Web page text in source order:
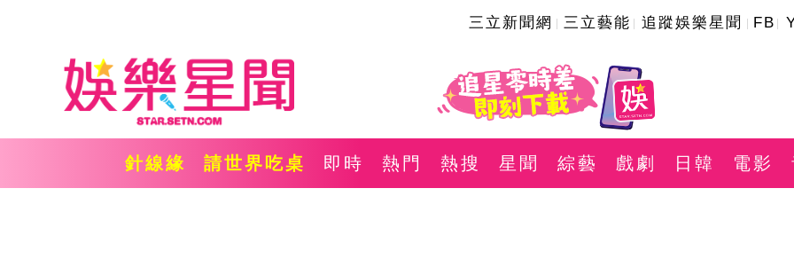
三立新聞網 三立藝能 追蹤娛樂星聞 FB
針線緣 請世界吃桌 即時 熱門 熱搜 星聞 綜藝 戲劇 日韓 電影